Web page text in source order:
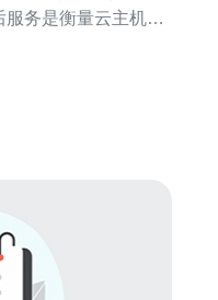
复服务，购买前应